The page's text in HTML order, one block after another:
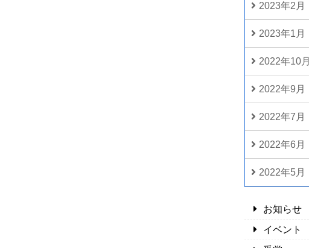
2023年2月
2023年1月
2022年10月
2022年9月
2022年7月
2022年6月
2022年5月
お知らせ
イベント